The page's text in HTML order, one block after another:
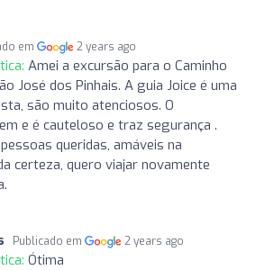
em 2 years ago
Amei a excursão para o Caminho
José dos Pinhais. A guia Joice é uma
são muito atenciosos. O
e é cauteloso e traz segurança .
queridas, amáveis na
certeza, quero viajar novamente
Publicado em 2 years ago
Ótima